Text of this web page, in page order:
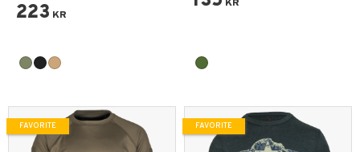
223 KR
KR
FAVORITE FAVORITE